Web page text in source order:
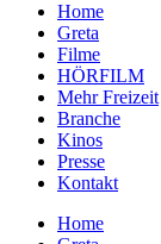
Home
Greta
Filme
HÖRFILM
Mehr Freizeit
Branche
Kinos
Presse
Kontakt
Home